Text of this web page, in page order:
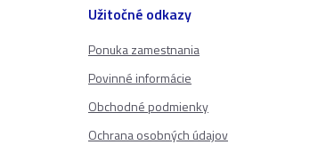
Užitočné odkazy
Ponuka zamestnania
Povinné informácie
Obchodné podmienky
Ochrana osobných údajov